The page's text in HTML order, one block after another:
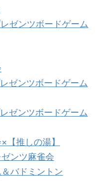
ゼンツボードゲーム
ゼンツボードゲーム
ゼンツボードゲーム
【推しの湯】
ンツ麻雀会
バドミントン